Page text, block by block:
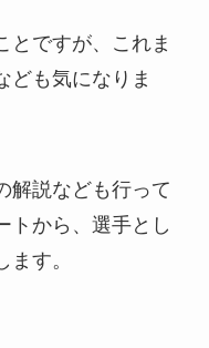
とですが、これま
ども気になりま
解説なども行って
トから、選手とし
す。